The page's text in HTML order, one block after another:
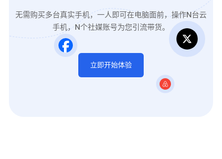
无需购买多台真实手机，一人即可在电脑面前，操作N台云
手机，N个社媒账号为您引流带货。
立即开始体验